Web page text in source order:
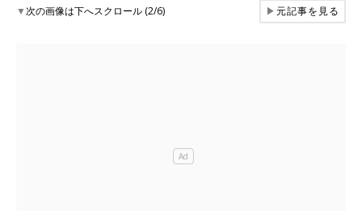
▼次の画像は下へスクロール (2/6) ▶元記事を見る